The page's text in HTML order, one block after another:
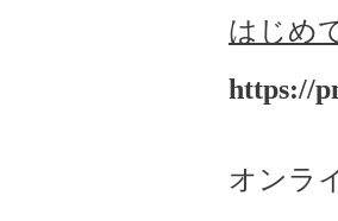
はじめ
https://
オンラ